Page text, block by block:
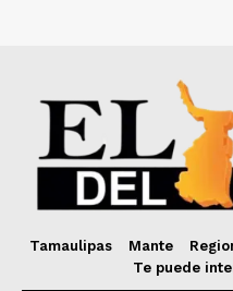
Tamaulipas Mante
Te puede